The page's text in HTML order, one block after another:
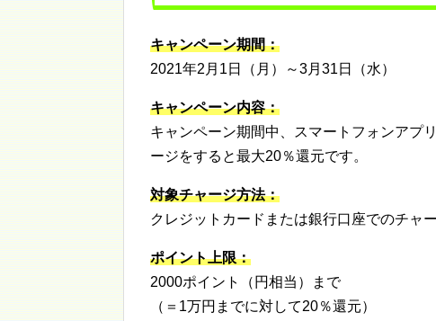
キャンペーン期間：
2021年2月1日（月）～3月31日（水）
キャンペーン内容：
キャンペーン期間中、スマートフォンアプ
ージをすると最大20％還元です。
対象チャージ方法：
クレジットカードまたは銀行口座でのチャ
ポイント上限：
2000ポイント（円相当）まで
（＝1万円までに対して20％還元）